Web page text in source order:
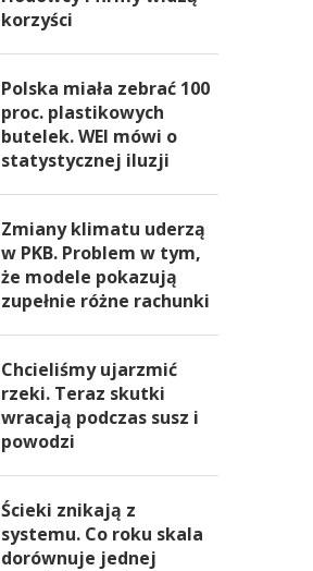
korzyści
Polska miała zebrać 100
proc. plastikowych
butelek. WEI mówi o
statystycznej iluzji
Zmiany klimatu uderzą
w PKB. Problem w tym,
że modele pokazują
zupełnie różne rachunki
Chcieliśmy ujarzmić
rzeki. Teraz skutki
wracają podczas susz i
powodzi
Ścieki znikają z
systemu. Co roku skala
dorównuje jednej